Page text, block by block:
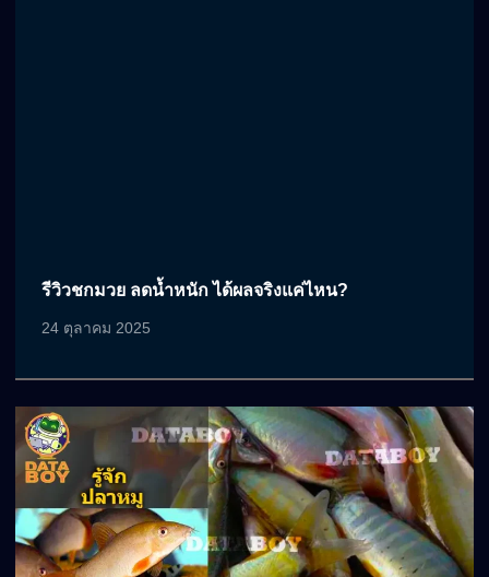
รีวิวชกมวย ลดน้ำหนัก ได้ผลจริงแค่ไหน?
24 ตุลาคม 2025